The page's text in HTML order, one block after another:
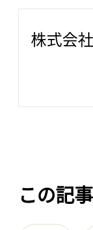
株式会
この記